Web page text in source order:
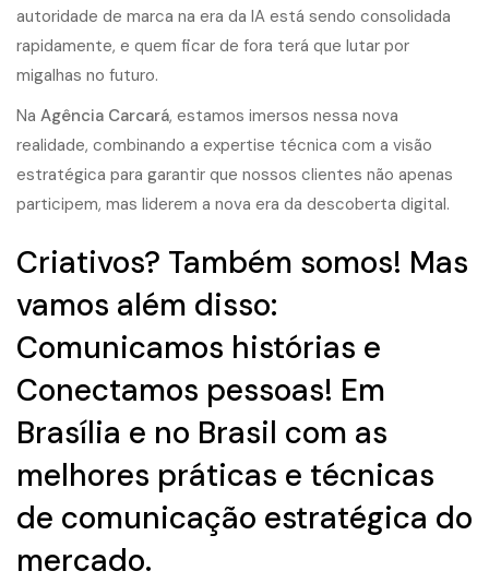
autoridade de marca na era da IA está sendo consolidada
rapidamente, e quem ficar de fora terá que lutar por
migalhas no futuro.
Na Agência Carcará, estamos imersos nessa nova
realidade, combinando a expertise técnica com a visão
estratégica para garantir que nossos clientes não apenas
participem, mas liderem a nova era da descoberta digital.
Criativos? Também somos! Mas
vamos além disso:
Comunicamos histórias e
Conectamos pessoas! Em
Brasília e no Brasil com as
melhores práticas e técnicas
de comunicação estratégica do
mercado.